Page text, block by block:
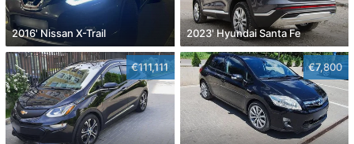
2016' Nissan X-Trail 2023' Hyundai Santa Fe
€111,111 €7,800